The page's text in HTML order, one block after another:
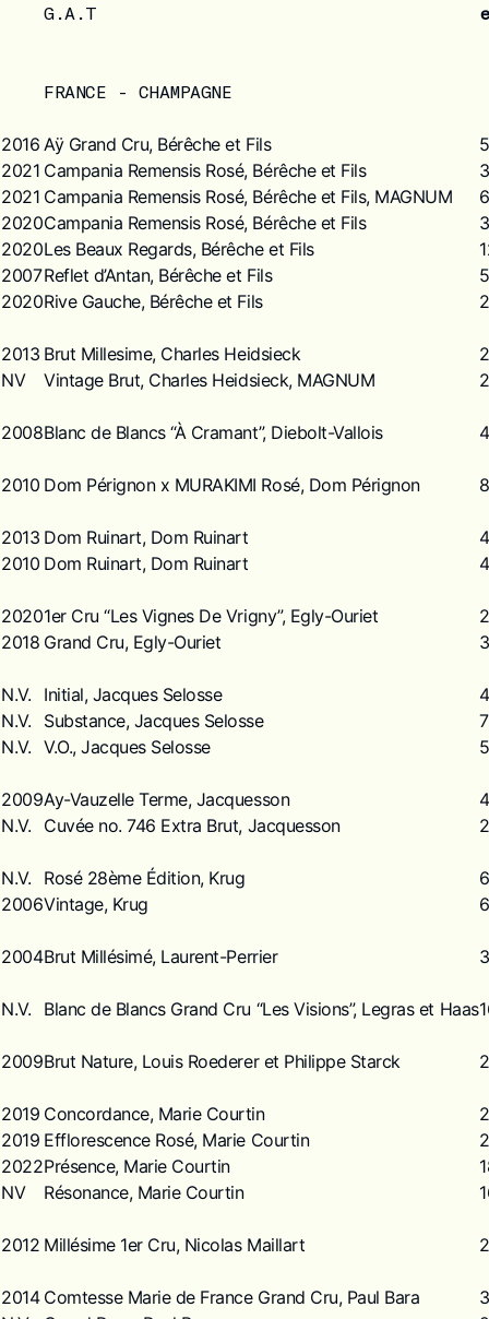
G.A.T
FRANCE - CHAMPAGNE
2016 Aÿ Grand Cru, Bérêche et Fils
2021 Campania Remensis Rosé, Bérêche et Fils
2021 Campania Remensis Rosé, Bérêche et Fils, MAGNUM
2020Campania Remensis Rosé, Bérêche et Fils
2020Les Beaux Regards, Bérêche et Fils
2007Reflet d’Antan, Bérêche et Fils
2020Rive Gauche, Bérêche et Fils
2013 Brut Millesime, Charles Heidsieck
NV
Vintage Brut, Charles Heidsieck, MAGNUM
2008Blanc de Blancs “À Cramant”, Diebolt-Vallois
2010 Dom Pérignon x MURAKIMI Rosé, Dom Pérignon
2013 Dom Ruinart, Dom Ruinart
2010 Dom Ruinart, Dom Ruinart
20201er Cru “Les Vignes De Vrigny”, Egly-Ouriet
2018 Grand Cru, Egly-Ouriet
N.V. Initial, Jacques Selosse
N.V.
Substance, Jacques Selosse
N.V. V.O., Jacques Selosse
2009Ay-Vauzelle Terme, Jacquesson
N.V.
Cuvée no. 746 Extra Brut, Jacquesson
N.V. Rosé 28ème Édition, Krug
2006Vintage, Krug
2004Brut Millésimé, Laurent-Perrier
N.V. Blanc de Blancs Grand Cru “Les Visions”, Legras et Haas
2009Brut Nature, Louis Roederer et Philippe Starck
2019 Concordance, Marie Courtin
2019 Efflorescence Rosé, Marie Courtin
2022Présence, Marie Courtin
NV
Résonance, Marie Courtin
2012 Millésime 1er Cru, Nicolas Maillart
2014 Comtesse Marie de France Grand Cru, Paul Bara